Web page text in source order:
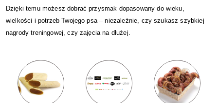
Dzięki temu możesz dobrać przysmak dopasowany do wieku,
wielkości i potrzeb Twojego psa – niezależnie, czy szukasz szybkiej
nagrody treningowej, czy zajęcia na dłużej.